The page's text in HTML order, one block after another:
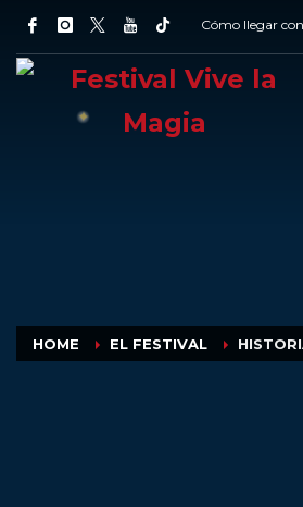
Cómo llegar con
HOME EL FESTIVAL